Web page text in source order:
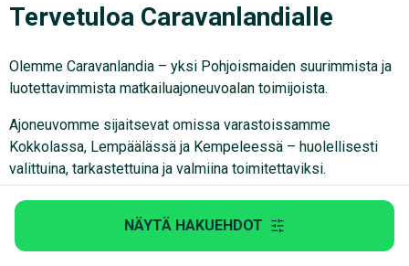
NÄYTÄ HAKUEHDOT
Tervetuloa Caravanlandialle
Olemme Caravanlandia – yksi Pohjoismaiden suurimmista ja
luotettavimmista matkailuajoneuvoalan toimijoista.
Ajoneuvomme sijaitsevat omissa varastoissamme
Kokkolassa, Lempäälässä ja Kempeleessä – huolellisesti
valittuina, tarkastettuina ja valmiina toimitettaviksi.
Saat meiltä henkilökohtaista palvelua alusta loppuun asti,
olipa kyseessä ensimmäinen matkailuajoneuvosi tai jo
harrastuksesi jatkoa.